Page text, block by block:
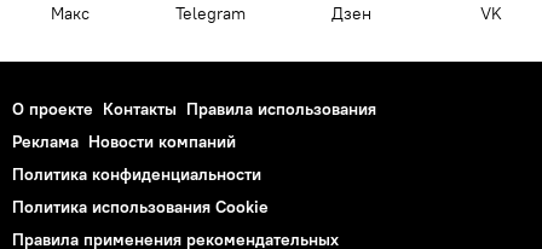
Макс Telegram Дзен VK
О проекте Контакты Правила использования
Реклама Новости компаний
Политика конфиденциальности
Политика использования Cookie
Правила применения рекомендательных